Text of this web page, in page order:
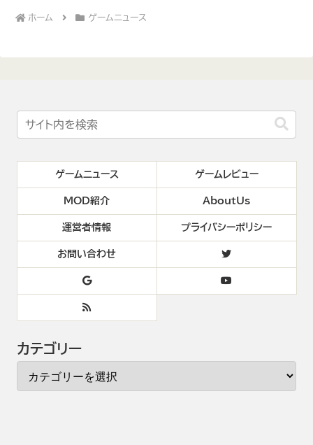
ホーム ゲームニュース
ゲームニュース ゲームレビュー
MOD紹介 AboutUs
運営者情報 プライバシーポリシー
お問い合わせ
カテゴリー